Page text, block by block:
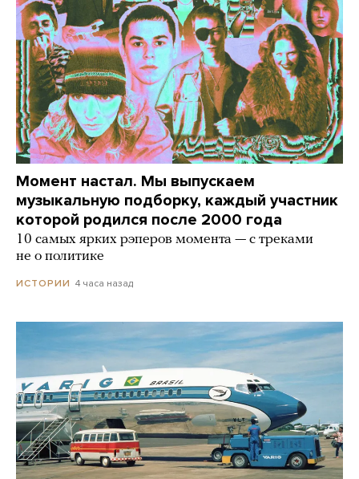
Момент настал. Мы выпускаем
музыкальную подборку, каждый участник
которой родился после 2000 года
10 самых ярких рэперов момента — с треками
не о политике
ИСТОРИИ 4 часа назад